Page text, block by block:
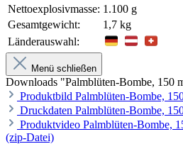
Nettoexplosivmasse: 1.100 g
Gesamtgewicht:
1,7 kg
Länderauswahl:
Menü schließen
Downloads "Palmblüten-Bombe, 150
Produktbild Palmblüten-Bombe,
Druckdaten Palmblüten-Bombe,
Produktvideo Palmblüten-Bombe,
(zip-Datei)